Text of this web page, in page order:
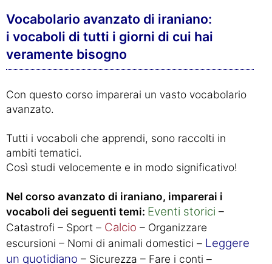
Vocabolario avanzato di iraniano:
i vocaboli di tutti i giorni di cui hai
veramente bisogno
Con questo corso imparerai un vasto vocabolario
avanzato.
Tutti i vocaboli che apprendi, sono raccolti in
ambiti tematici.
Così studi velocemente e in modo significativo!
Nel corso avanzato di iraniano, imparerai i
vocaboli dei seguenti temi: Eventi storici –
Catastrofi – Sport – Calcio – Organizzare
escursioni – Nomi di animali domestici – Leggere
un quotidiano – Sicurezza – Fare i conti –